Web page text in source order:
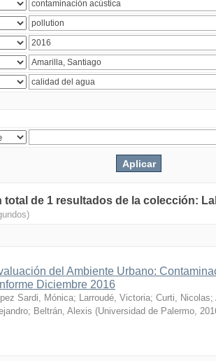
total de 1 resultados de la colección:
del Ambiente Urbano:
Diciembre 2016
Sardi, Mónica; Larroudé, Victoria; Curti, Nicolas;
; Beltrán, Alexis (Universidad de Palermo,